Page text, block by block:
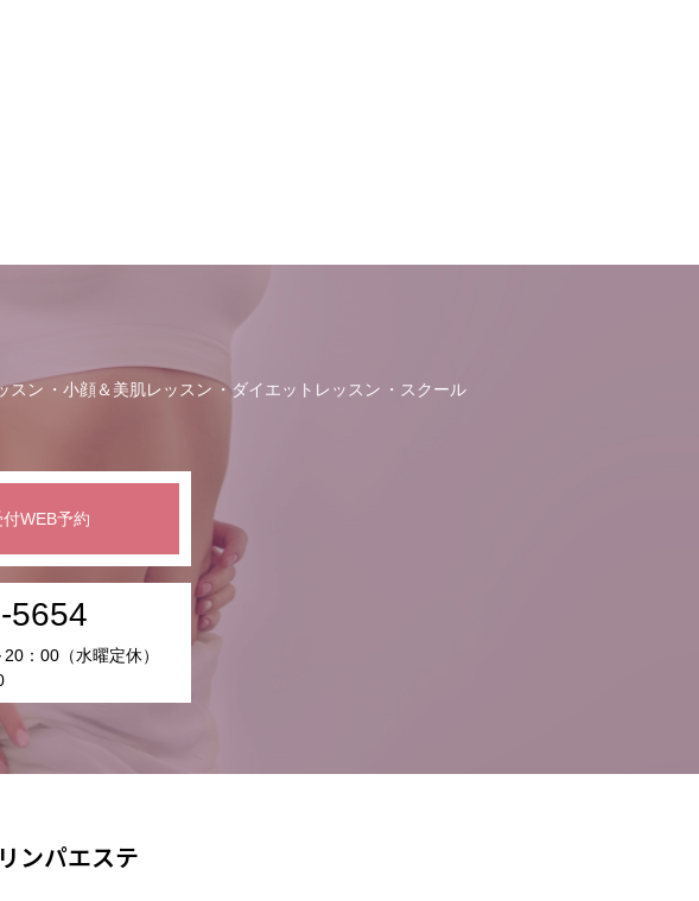
スン 小顔＆美肌レッスン ダイエットレッスン スクール
WEB予約
5654
：00（水曜定休）
ンパエステ